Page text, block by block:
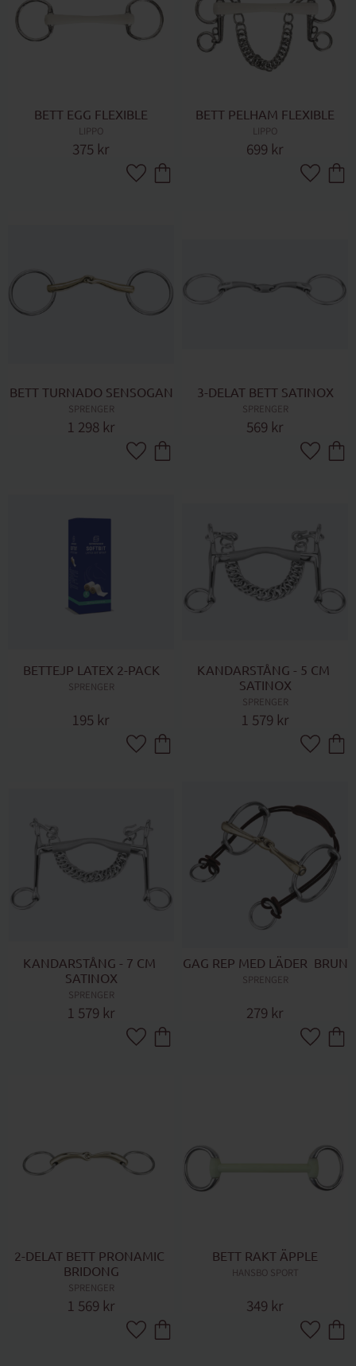
BETT EGG FLEXIBLE
LIPPO
375 kr
Lägg till i favoriter
BETT PELHAM FLEXIBLE
LIPPO
699 kr
Lägg till
BETT TURNADO SENSOGAN
SPRENGER
1 298kr
Lägg till i favoriter
3-DELAT BETT SATINOX
SPRENGER
569 kr
Lägg till
BETTEJP LATEX 2-PACK
SPRENGER
195 kr
Lägg till i favoriter
KANDARSTÅNG - 5 CM
SATINOX
SPRENGER
1 579 kr
Lägg till
KANDARSTÅNG - 7 CM
SATINOX
SPRENGER
1 579 kr
Lägg till i favoriter
GAG REP MED LÄDER  BRUN
SPRENGER
279 kr
Lägg till
2-DELAT BETT PRONAMIC
BRIDONG
SPRENGER
1 569 kr
Lägg till i favoriter
BETT RAKT ÄPPLE
HANSBO SPORT
349 kr
Lägg till